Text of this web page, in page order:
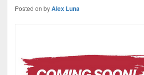
Posted on byAlex Luna